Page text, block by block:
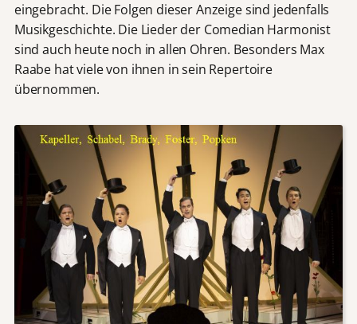
eingebracht. Die Folgen dieser Anzeige sind jedenfalls
Musikgeschichte. Die Lieder der Comedian Harmonist
sind auch heute noch in allen Ohren. Besonders Max
Raabe hat viele von ihnen in sein Repertoire
übernommen.